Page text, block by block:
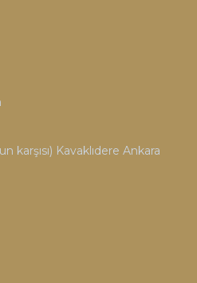
karşısı) Kavaklıdere Ankara